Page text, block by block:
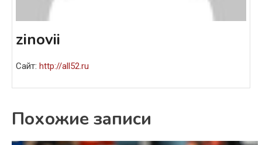
zinovii
Сайт: http://all52.ru
Похожие записи